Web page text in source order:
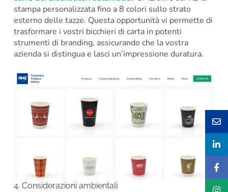
stampa personalizzata fino a 8 colori sullo strato
esterno delle tazze. Questa opportunità vi permette di
trasformare i vostri bicchieri di carta in potenti
strumenti di branding, assicurando che la vostra
azienda si distingua e lasci un’impressione duratura.
4. Considerazioni ambientali